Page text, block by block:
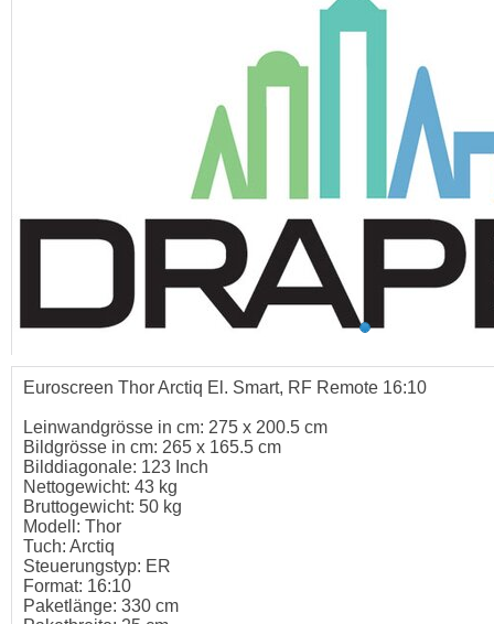
Euroscreen Thor Arctiq El. Smart, RF Remote 16:10
Leinwandgrösse in cm: 275 x 200.5 cm
Bildgrösse in cm: 265 x 165.5 cm
Bilddiagonale: 123 Inch
Nettogewicht: 43 kg
Bruttogewicht: 50 kg
Modell: Thor
Tuch: Arctiq
Steuerungstyp: ER
Format: 16:10
Paketlänge: 330 cm